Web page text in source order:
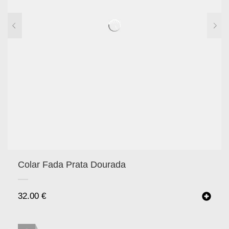
Colar Fada Prata Dourada
32.00 €